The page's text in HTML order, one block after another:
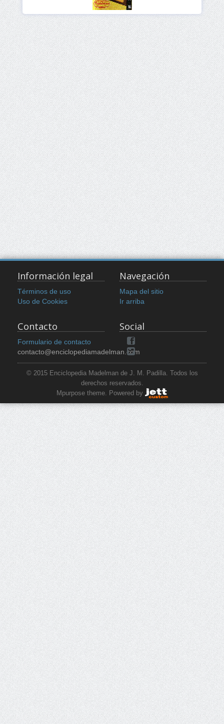
Información legal
Términos de uso
Uso de Cookies
Navegación
Mapa del sitio
Ir arriba
Contacto
Formulario de contacto
contacto@enciclopediamadelman.com
Social
© 2015 Enciclopedia Madelman de J. M. Padilla. Todos los
derechos reservados.
Mpurpose theme. Powered by